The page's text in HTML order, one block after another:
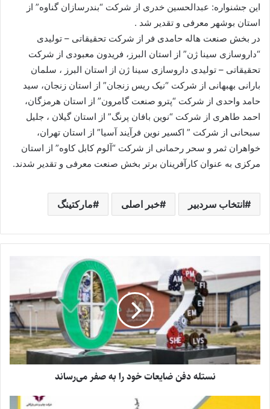
این جشنواره: عبدالحسین خدری از شرکت “بندرسازان گناوه” از
استان بوشهر معرفی و تقدیر شد .
در بخش صنعت هاله حامدی فر از شرکت تحقیقاتی – تولیدی
“داروسازی سینا ژن” از استان البرز، فریدون معبودی از شرکت
تحقیقاتی – تولیدی داروسازی سینا ژن از استان البرز ، سلمان
بارانی بهبهانی از شرکت “نیک ریس زنجان” از استان زنجان، سید
حامد واحدی از شرکت “پترو صنعت گامرون” از استان هرمزگان،
احمد طاهری از شرکت “نوین بافان پرنگ” از استان گیلان ، جلیل
سبحانی از شرکت ” اکسیر نوین فرآیند آسیا” از استان تهران،
خواهران ثمر و سحر رحمانی از شرکت “آلوم کابل کاوه” از استان
مرکزی به عنوان کارآفرینان برتر بخش صنعت معرفی و تقدیر شدند.
انتخاب سردبیر خبر اصلی مارکتینگ
نستله دفن ضایعات خود را به صفر می‌رساند